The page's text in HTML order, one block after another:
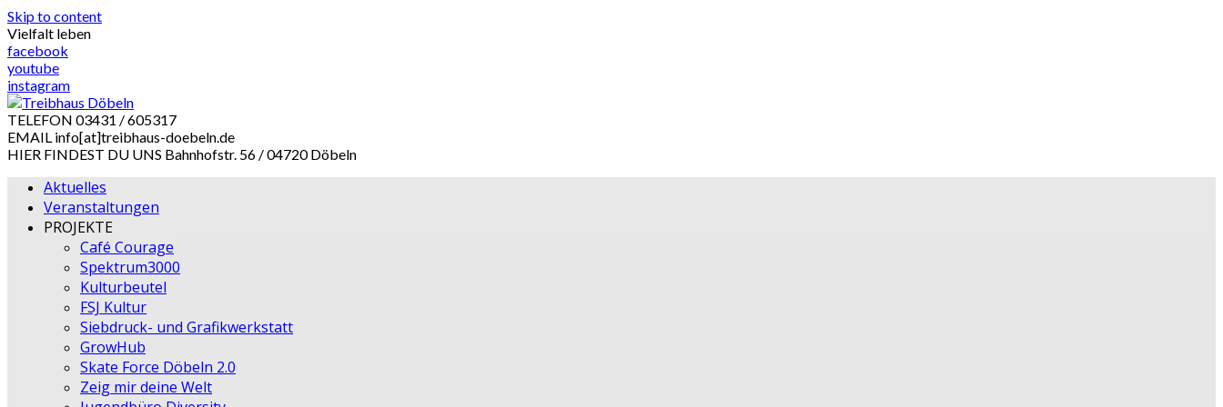
Skip to content
Vielfalt leben
facebook
youtube
instagram
TELEFON 03431 / 605317
EMAIL info[at]treibhaus-doebeln.de
HIER FINDEST DU UNS Bahnhofstr. 56 / 04720 Döbeln
Aktuelles
Veranstaltungen
PROJEKTE
Café Courage
Spektrum3000
Kulturbeutel
FSJ Kultur
Siebdruck- und Grafikwerkstatt
GrowHub
Skate Force Döbeln 2.0
Zeig mir deine Welt